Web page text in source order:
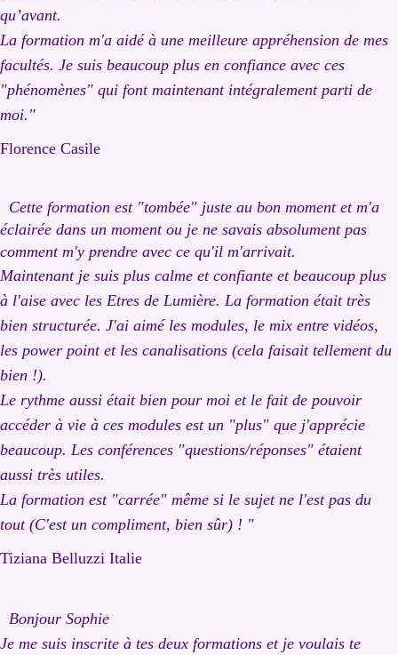
qu’avant.
La formation m'a aidé à une meilleure appréhension de mes
facultés. Je suis beaucoup plus en confiance avec ces
"phénomènes" qui font maintenant intégralement parti de
moi."
Florence Casile
Cette formation est "tombée" juste au bon moment et m'a
éclairée dans un moment ou je ne savais absolument pas
comment m'y prendre avec ce qu'il m'arrivait.
Maintenant je suis plus calme et confiante et beaucoup plus
à l'aise avec les Etres de Lumière. La formation était très
bien structurée. J'ai aimé les modules, le mix entre vidéos,
les power point et les canalisations (cela faisait tellement du
bien !).
Le rythme aussi était bien pour moi et le fait de pouvoir
accéder à vie à ces modules est un "plus" que j'apprécie
beaucoup. Les conférences "questions/réponses" étaient
aussi très utiles.
La formation est "carrée" même si le sujet ne l'est pas du
tout (C'est un compliment, bien sûr) ! "
Tiziana Belluzzi Italie
Bonjour Sophie
Je me suis inscrite à tes deux formations et je voulais te